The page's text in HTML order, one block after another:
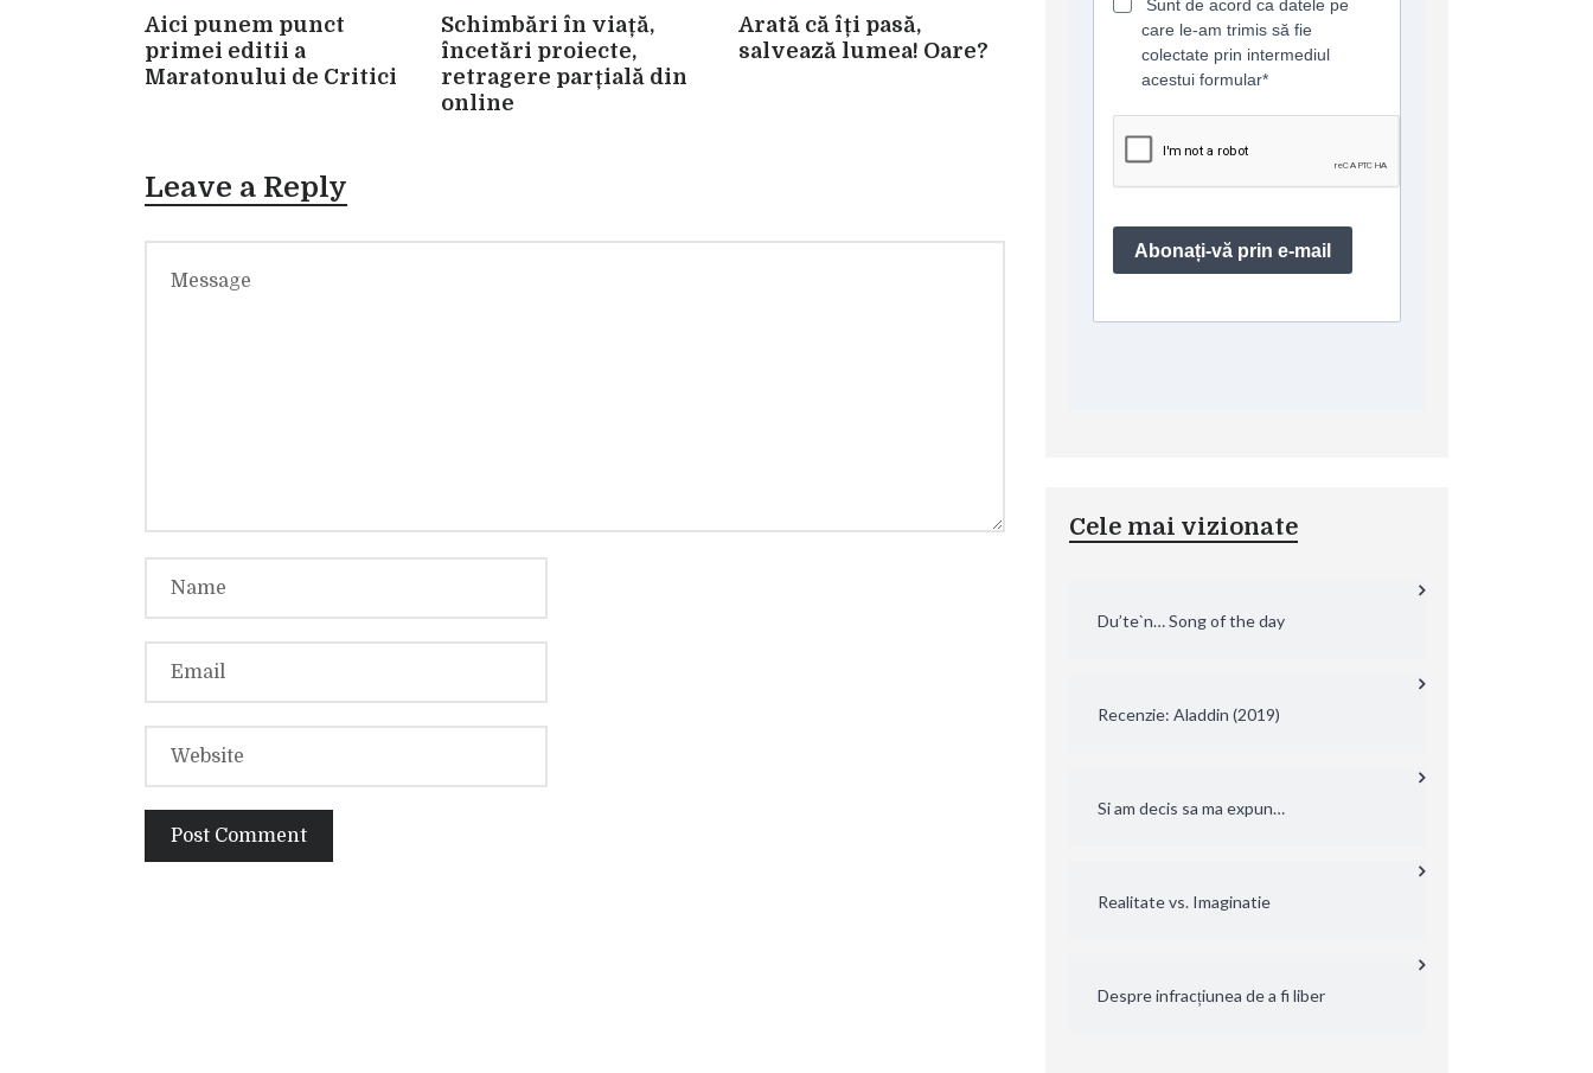
Aici punem punct
primei editii a
Maratonului de Critici
Schimbări în viață,
încetări proiecte,
retragere parțială din
online
Arată că îți pasă,
salvează lumea! Oare?
Leave a Reply
Cele mai vizionate
Du’te`n… Song of the day
Recenzie: Aladdin (2019)
Si am decis sa ma expun…
Realitate vs. Imaginatie
Despre infracțiunea de a fi liber